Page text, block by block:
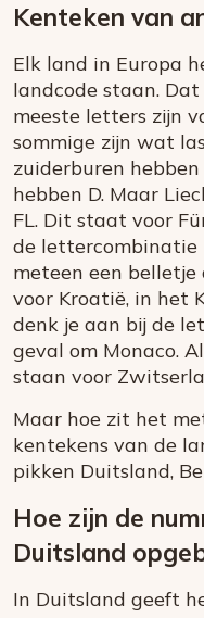
Kenteken van
Elk land in Europa
landcode staan.
meeste letters zijn
sommige zijn wat
zuiderburen
hebben D. Maar
FL. Dit staat voor
de lettercombinatie
meteen een
voor Kroatië, in het
denk je aan bij de
geval om Monaco.
staan voor
Maar hoe zit het
kentekens van de
pikken Duitsland,
Hoe zijn de
Duitsland
In Duitsland geeft